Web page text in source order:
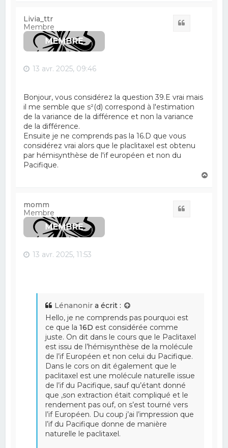
Livia_ttr
Membre
13 avr. 2025, 09:46
Bonjour, vous considérez la question 39.E vrai mais
il me semble que s²(d) correspond à l'estimation
de la variance de la différence et non la variance
de la différence.
Ensuite je ne comprends pas la 16.D que vous
considérez vrai alors que le placlitaxel est obtenu
par hémisynthèse de l'if européen et non du
Pacifique.
momm
Membre
13 avr. 2025, 11:53
Lénanonir a écrit :
Hello, je ne comprends pas pourquoi est
ce que la16D est considérée comme
juste. On dit dans le cours que le Paclitaxel
est issu de l’hémisynthèse de la molécule
de l’if Européen et non celui du Pacifique.
Dans le cors on dit également que le
paclitaxel est une molécule naturelle issue
de l’if du Pacifique, sauf qu’étant donné
que ,son extraction était compliqué et le
rendement pas ouf, on s’est tourné vers
l’if Européen. Du coup j’ai l’impression que
l’if du Pacifique donne de manière
naturelle le paclitaxel.